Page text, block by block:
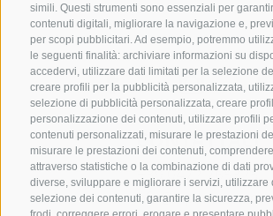
simili. Questi strumenti sono essenziali per
contenuti digitali, migliorare la navigazione e,
per scopi pubblicitari. Ad esempio, potremmo
le seguenti finalità: archiviare informazioni su
accedervi, utilizzare dati limitati per la selezione
creare profili per la pubblicità personalizzata,
selezione di pubblicità personalizzata, creare
personalizzazione dei contenuti, utilizzare profili
contenuti personalizzati, misurare le prestazioni
misurare le prestazioni dei contenuti,
attraverso statistiche o la combinazione di dati
diverse, sviluppare e migliorare i servizi, utilizzare
selezione dei contenuti, garantire la sicurezza,
CONTATTACI
+39 0472 765325
info@vipiteno.com